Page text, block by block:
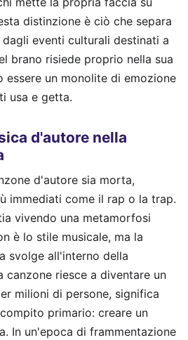
distinzione è ciò che separa
eventi culturali destinati a
brano risiede proprio nella sua
essere un monolite di emozione
usa e getta.
d'autore nella
d'autore sia morta,
immediati come il rap o la trap.
vivendo una metamorfosi
è lo stile musicale, ma la
svolge all'interno della
canzone riesce a diventare un
milioni di persone, significa
primario: creare un
In un'epoca di frammentazione